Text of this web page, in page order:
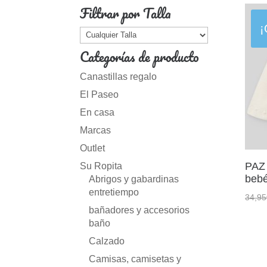
34,95
Filtrar por Talla
Categorías de producto
Canastillas regalo
El Paseo
En casa
Marcas
Outlet
Su Ropita
Abrigos y gabardinas
entretiempo
bañadores y accesorios
baño
Calzado
Camisas, camisetas y